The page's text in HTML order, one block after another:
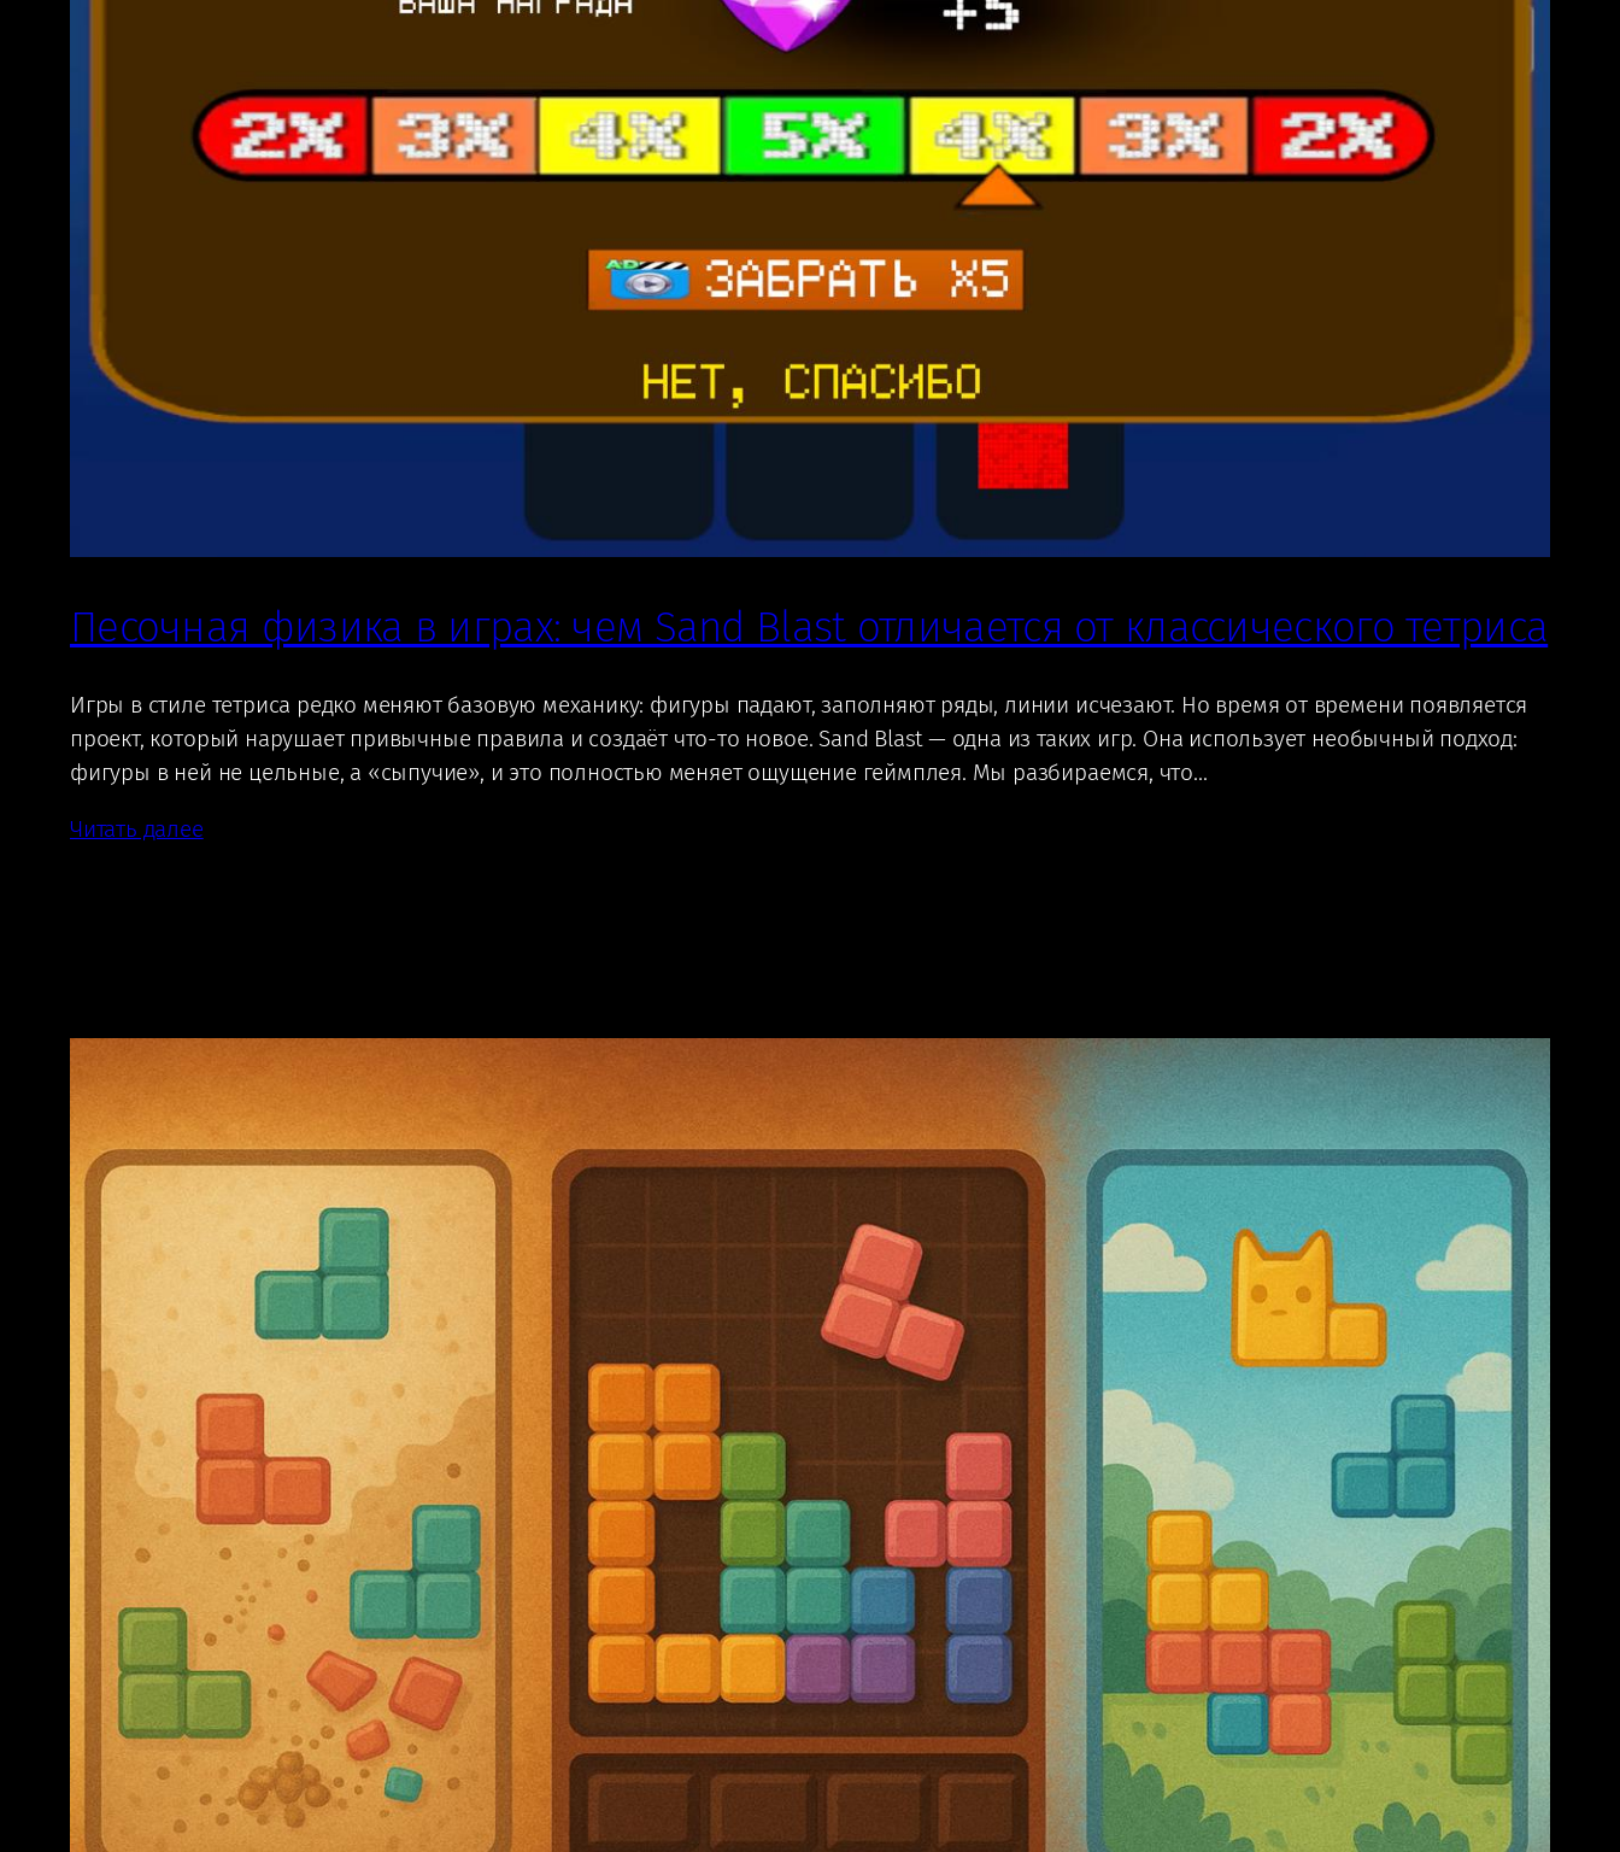
Песочная физика в играх: чем Sand Blast отличается от классического тетриса
Игры в стиле тетриса редко меняют базовую механику: фигуры падают, заполняют ряды, линии исчезают. Но время от времени появляется
проект, который нарушает привычные правила и создаёт что-то новое. Sand Blast — одна из таких игр. Она использует необычный подход:
фигуры в ней не цельные, а «сыпучие», и это полностью меняет ощущение геймплея. Мы разбираемся, что…
Читать далее